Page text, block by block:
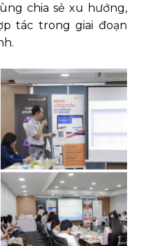
chia sẻ xu hướng,
tác trong giai đoạn